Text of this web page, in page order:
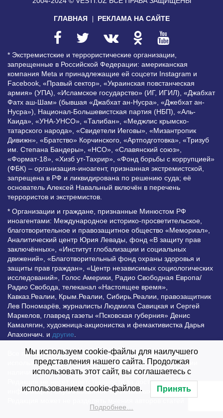
ГЛАВНАЯ РЕКЛАМА НА САЙТЕ
* Экстремистские и террористические организации,
запрещенные в Российской Федерации: американская
компания Meta и принадлежащие ей соцсети Instagram и
Facebook, «Правый сектор», «Украинская повстанческая
армия» (УПА), «Исламское государство» (ИГ, ИГИЛ), «Джабхат
Фатх аш-Шам» (бывшая «Джабхат ан-Нусра», «Джебхат ан-
Нусра»), Национал-Большевистская партия (НБП), «Аль-
Каида», «УНА-УНСО», «Талибан», «Меджлис крымско-
татарского народа», «Свидетели Иеговы», «Мизантропик
Дивижн», «Братство» Корчинского, «Артподготовка», «Тризуб
им. Степана Бандеры», «НСО», «Славянский союз»,
«Формат-18», «Хизб ут-Тахрир», «Фонд борьбы с коррупцией»
(ФБК) – организация-иноагент, признанная экстремистской,
запрещена в РФ и ликвидирована по решению суда; её
основатель Алексей Навальный включён в перечень
террористов и экстремистов.
* Организации и граждане, признанные Минюстом РФ
иноагентами: Международное историко-просветительское,
благотворительное и правозащитное общество «Мемориал»,
Аналитический центр Юрия Левады, фонд «В защиту прав
заключённых», «Институт глобализации и социальных
движений», «Благотворительный фонд охраны здоровья и
защиты прав граждан», «Центр независимых социологических
исследований», Голос Америки, Радио Свободная Европа/
Радио Свобода, телеканал «Настоящее время»,
Кавказ.Реалии, Крым.Реалии, Сибирь.Реалии, правозащитник
Лев Пономарёв, журналисты Людмила Савицкая и Сергей
Маркелов, главред газеты «Псковская губерния» Денис
Камалягин, художница-акционистка и фемактивистка Дарья
Апахончич. и другие
Все права защищены и охраняются законом. Любое
использование материалов сайта допустимо при условии
наличия активной гиперссылки на Vesti.UZ.
Редакция не несет ответственности за достоверность
информации, опубликованной в рекламных объявлениях.
Редакция может не разделять мнения авторов статей
Мы используем cookie-файлы для наилучшего
представления нашего сайта. Продолжая
использовать этот сайт, вы соглашаетесь с
использованием cookie-файлов. Принять
Подробнее…